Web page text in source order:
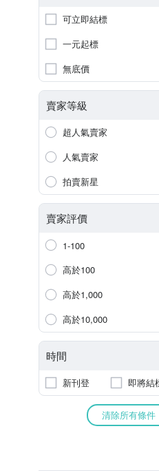
可立即結標
一元起標
無底價
賣家等級
超人氣賣家
人氣賣家
拍賣新星
賣家評價
1-100
高於100
高於1,000
高於10,000
時間
新刊登 即將結
清除所有條件